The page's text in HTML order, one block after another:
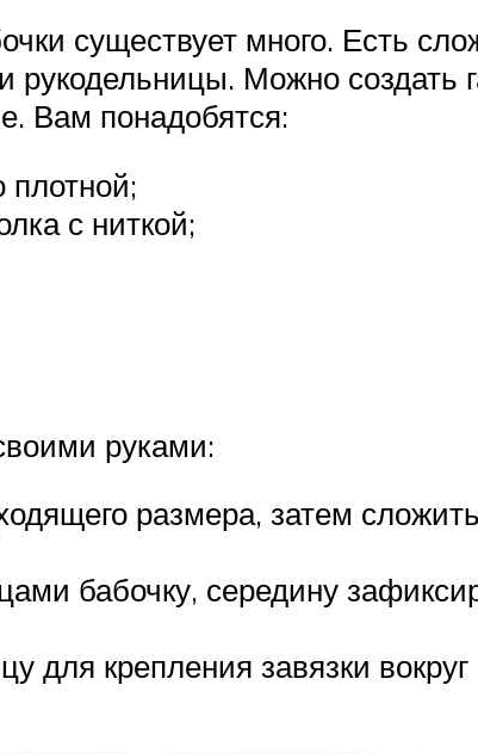
существует много. Есть
Можно создать
Вам понадобятся:
плотной;
с ниткой;
руками:
размера, затем
бабочку, середину
для крепления завязки